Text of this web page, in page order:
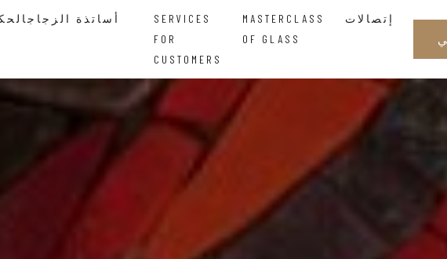
SERVICES
FOR
CUSTOMERS
MASTERCLASS
OF GLASS
إتصالات